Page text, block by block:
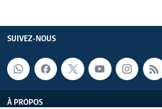
SUIVEZ-NOUS
À PROPOS